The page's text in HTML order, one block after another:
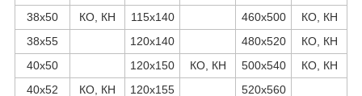
38х50
КО, КН 115х140 460х500
КО, КН
38х55
120х140 480х520
КО, КН
40х50
120х150 КО, КН 500х540
КО, КН
40х52
КО, КН 120х155
520х560